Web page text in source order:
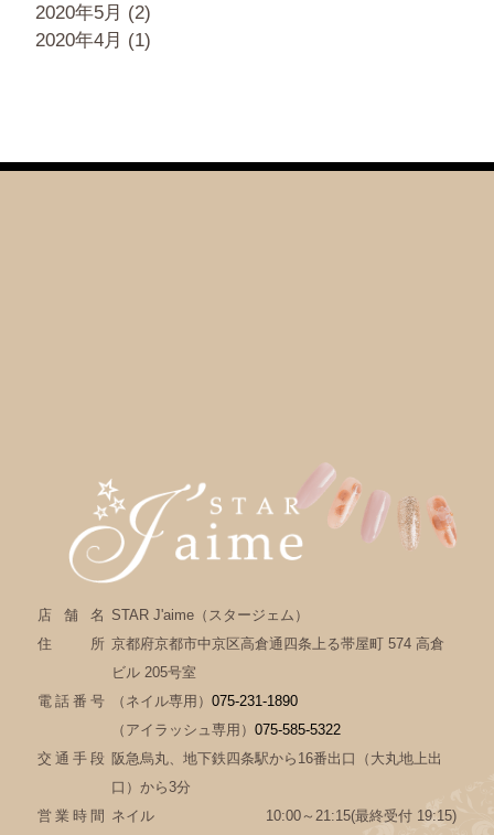
2020年5月 (2)
2020年4月 (1)
店舗名 STAR J'aime（スタージェム）
住所 京都府京都市中京区高倉通四条上る帯屋町 574 高倉
ビル 205号室
電話番号
（ネイル専用）075-231-1890
（アイラッシュ専用）075-585-5322
交通手段 阪急烏丸、地下鉄四条駅から16番出口（大丸地上出
口）から3分
営業時間 ネイル 10:00～21:15(最終受付 19:15)